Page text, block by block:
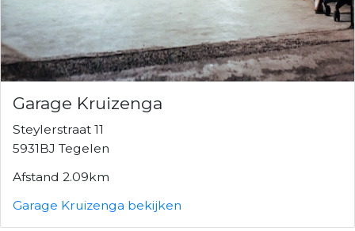
Garage Kruizenga
Steylerstraat 11
5931BJ Tegelen
Afstand 2.09km
Garage Kruizenga bekijken